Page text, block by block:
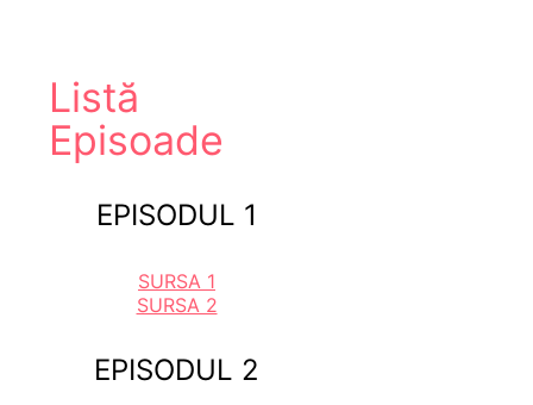
Listă
Episoade
EPISODUL 1
SURSA 1
SURSA 2
EPISODUL 2